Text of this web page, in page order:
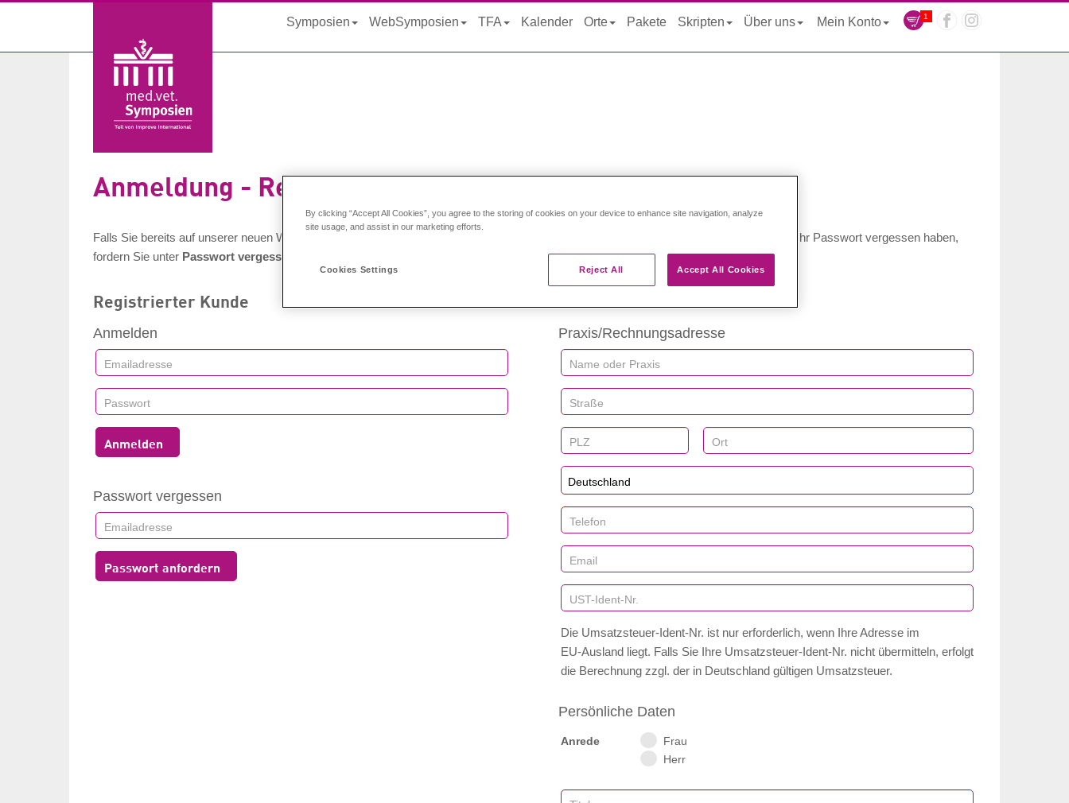
Symposien WebSymposien TFA Kalender Orte Pakete Skripten Über uns Mein Konto 1
Anmeldung - Registrierung
Falls Sie bereits auf unserer neuen Webseite registriert sind/bestellt haben, melden Sie sich bitte unter
. Sollten Sie Ihr Passwort vergessen haben,
fordern Sie unter Passwort vergessen unter Angabe Ihrer Emailadresse ein neues Passwort an.
Registrierter Kunde
Anmelden
Anmelden
Passwort vergessen
Passwort anfordern
Praxis/Rechnungsadresse
Deutschland
Die Umsatzsteuer-Ident‑Nr. ist nur erforderlich, wenn Ihre Adresse im
EU‑Ausland liegt. Falls Sie Ihre Umsatzsteuer-Ident‑Nr. nicht übermitteln, erfolgt
die Berechnung zzgl. der in Deutschland gültigen Umsatzsteuer.
Persönliche Daten
Anrede
Frau
Herr
By clicking “Accept All Cookies”, you agree to the storing of cookies on your device to enhance site navigation, analyze
site usage, and assist in our marketing efforts.
Cookies Settings Reject All Accept All Cookies